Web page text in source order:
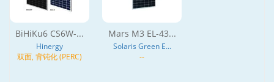
BiHiKu6 CS6W-...
Hinergy
双面, 背钝化 (PERC)
Mars M3 EL-43...
Solaris Green E...
--